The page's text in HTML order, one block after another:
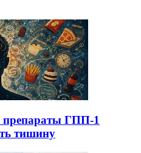
ГПП-1
тишину